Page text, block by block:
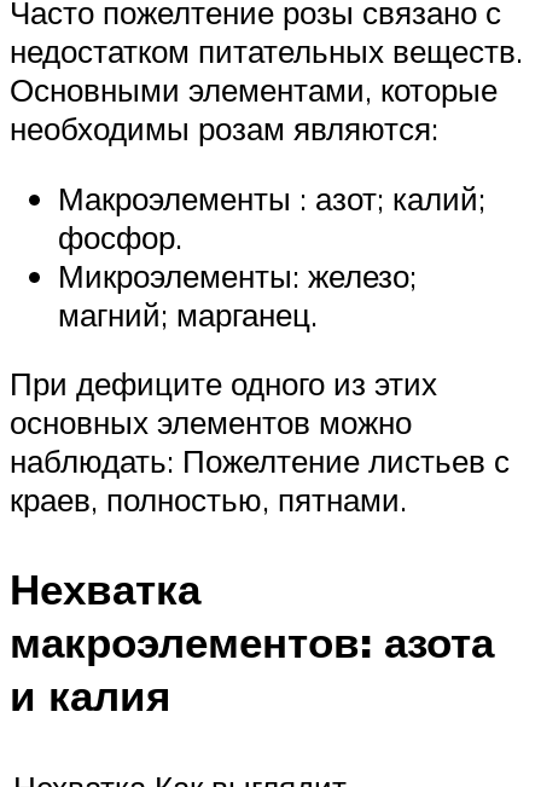
Часто пожелтение розы связано с
недостатком питательных веществ.
Основными элементами, которые
необходимы розам являются:
Макроэлементы : азот; калий;
фосфор.
Микроэлементы: железо;
магний; марганец.
При дефиците одного из этих
основных элементов можно
наблюдать: Пожелтение листьев с
краев, полностью, пятнами.
Нехватка
макроэлементов: азота
и калия